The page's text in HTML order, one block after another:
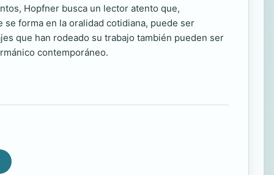
Hopfner busca un lector atento que,
forma en la oralidad cotidiana, puede ser
que han rodeado su trabajo también pueden ser
contemporáneo.